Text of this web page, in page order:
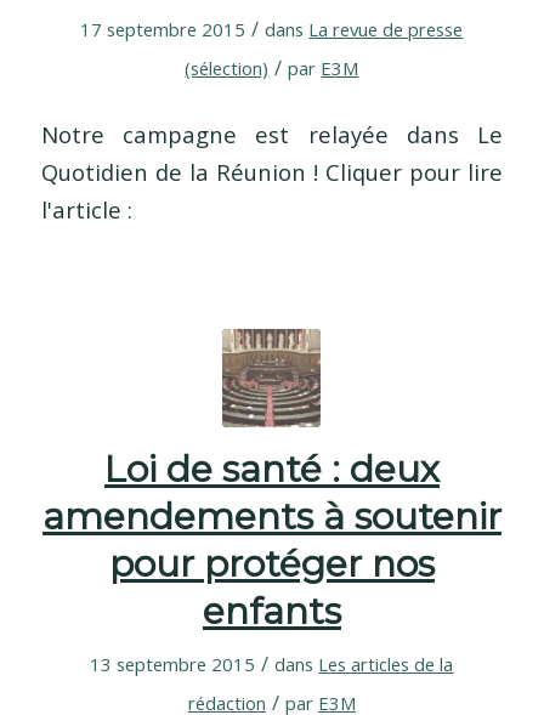
17 septembre 2015 / dans La revue de presse
(sélection) / par E3M
Notre campagne est relayée dans Le
Quotidien de la Réunion ! Cliquer pour lire
l'article :
Loi de santé : deux
amendements à soutenir
pour protéger nos
enfants
13 septembre 2015 / dans Les articles de la
rédaction / par E3M